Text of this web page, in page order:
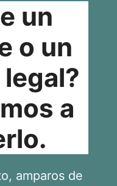
un
o un
a
amparos de